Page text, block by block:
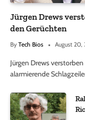
Jürgen Drews
den Gerüchten
By Tech Bios August 20,
Jürgen Drews
alarmierende